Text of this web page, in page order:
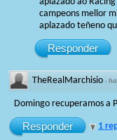
campeons mellor
aplazado teñeno
Responder
TheRealMarchisio ·
Domingo recuperamos a
Responder 1